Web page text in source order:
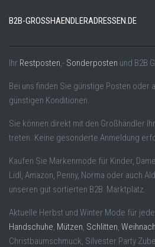
B2B-GROSSHAENDLERADRESSEN.DE
Ihr Restposten,- Sonderposten und B2B
Bei uns finden Sie günstige Posten oder
günstigen Konditionen.
Sie können direkt mit den Großhändler
treten. Keine gesonderte Anmeldung
Kaufen Sie Markenmode für Kinder,
Lidl, Amazon, Penny, Norma oder auch
unseren gut sortierten B2B Marktplatz.
Aktuelle Herbst und Winter Mode für
Handschuhe, Mützen, Schlitten,
Christbaumschmuck, Silvester Party